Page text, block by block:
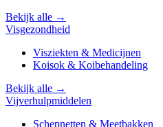
Bekijk alle →
Visgezondheid
Visziekten & Medicijnen
Koisok & Koibehandeling
Bekijk alle →
Vijverhulpmiddelen
Schepnetten & Meetbakken